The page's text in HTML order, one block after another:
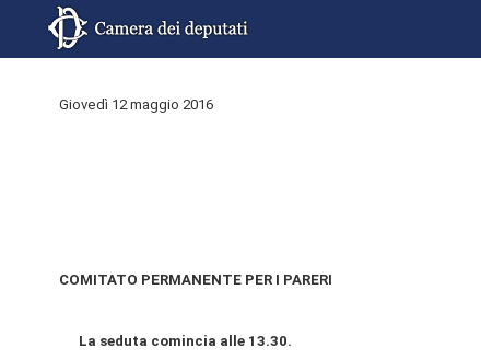
Giovedì 12 maggio 2016
COMITATO PERMANENTE PER I PARERI
La seduta comincia alle 13.30.